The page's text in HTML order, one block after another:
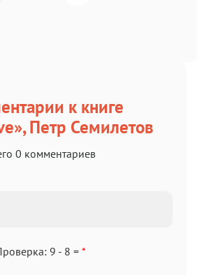
к книге
Петр Семилетов
0 комментариев
9 - 8 = *